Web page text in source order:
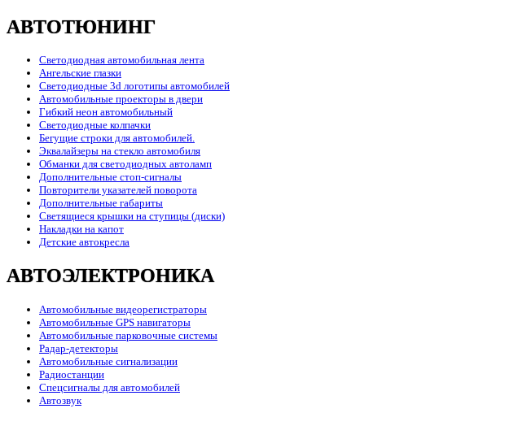
АВТОТЮНИНГ
Светодиодная автомобильная лента
Ангельские глазки
Светодиодные 3d логотипы автомобилей
Автомобильные проекторы в двери
Гибкий неон автомобильный
Светодиодные колпачки
Бегущие строки для автомобилей.
Эквалайзеры на стекло автомобиля
Обманки для светодиодных автоламп
Дополнительные стоп-сигналы
Повторители указателей поворота
Дополнительные габариты
Светящиеся крышки на ступицы (диски)
Накладки на капот
Детские автокресла
АВТОЭЛЕКТРОНИКА
Автомобильные видеорегистраторы
Автомобильные GPS навигаторы
Автомобильные парковочные системы
Радар-детекторы
Автомобильные сигнализации
Радиостанции
Спецсигналы для автомобилей
Автозвук